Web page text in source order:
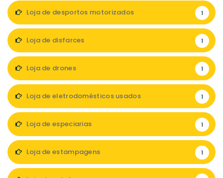
Loja de desportos motorizados 1
Loja de disfarces 1
Loja de drones 1
Loja de eletrodomésticos usados 1
Loja de especiarias 1
Loja de estampagens 1